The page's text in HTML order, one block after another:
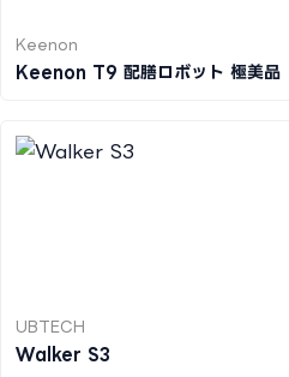
Keenon
Keenon T9 配膳ロボット 極美品
UBTECH
Walker S3